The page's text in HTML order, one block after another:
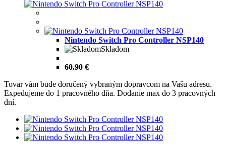
Nintendo Switch Pro Controller NSP140
Skladom
60.90 €
Tovar vám bude doručený vybraným dopravcom na Vašu adresu.
Expedujeme do 1 pracovného dňa. Dodanie max do 3 pracovných
dní.